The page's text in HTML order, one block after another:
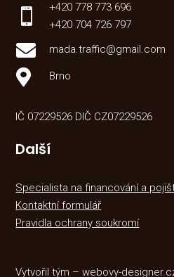

+420 778 773 696
+420 704 726 797
 mada.traffic@gmail.com
 Brno
IČ 07229526 DIČ CZ07229526
Další
Specialista na financování a
Kontaktní formulář
Pravidla ochrany soukromí
Vytvořil tým – webovy-